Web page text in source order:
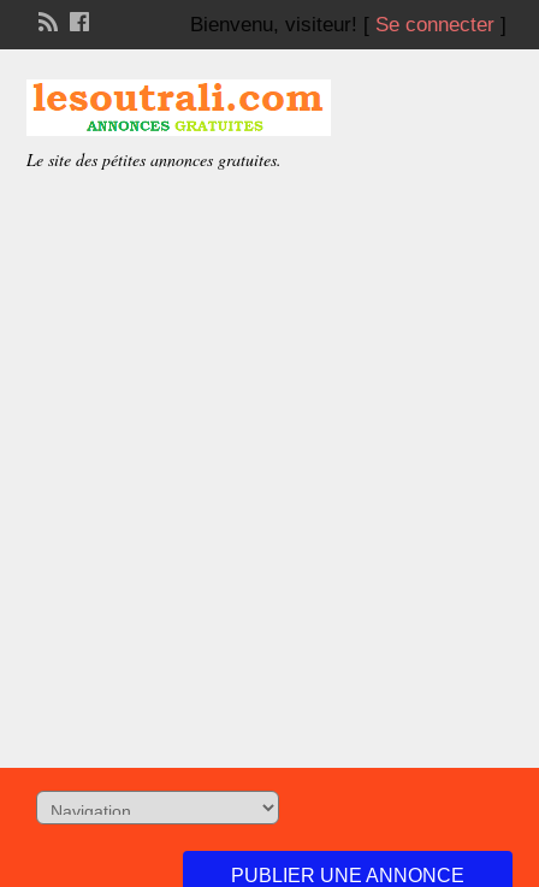
Bienvenu, visiteur! [ Se connecter]
Le site des pétites annonces gratuites.
PUBLIER UNE ANNONCE